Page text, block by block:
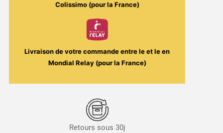
Colissimo (pour la France)
Livraison de votre commande entre leet leen
Mondial Relay (pour la France)
Retours sous 30j